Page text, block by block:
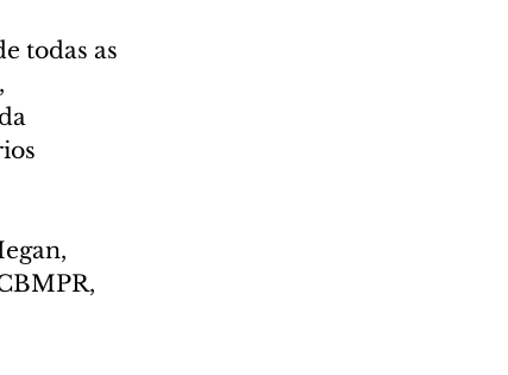
todas as